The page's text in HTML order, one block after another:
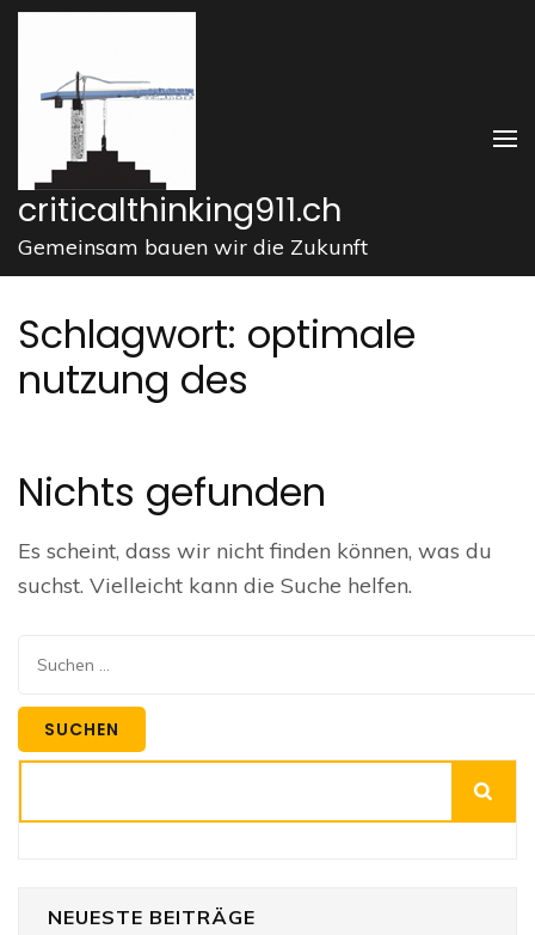
Zum
springen
drücken)
criticalthinking911.ch
Gemeinsam bauen wir die Zukunft
Schlagwort: optimale
nutzung des
Nichts gefunden
Es scheint, dass wir nicht finden können, was du
suchst. Vielleicht kann die Suche helfen.
NEUESTE BEITRÄGE